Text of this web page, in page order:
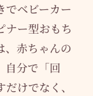
でベビーカー
ナー型おもち
、赤ちゃんの
自分で「回
けでなく、